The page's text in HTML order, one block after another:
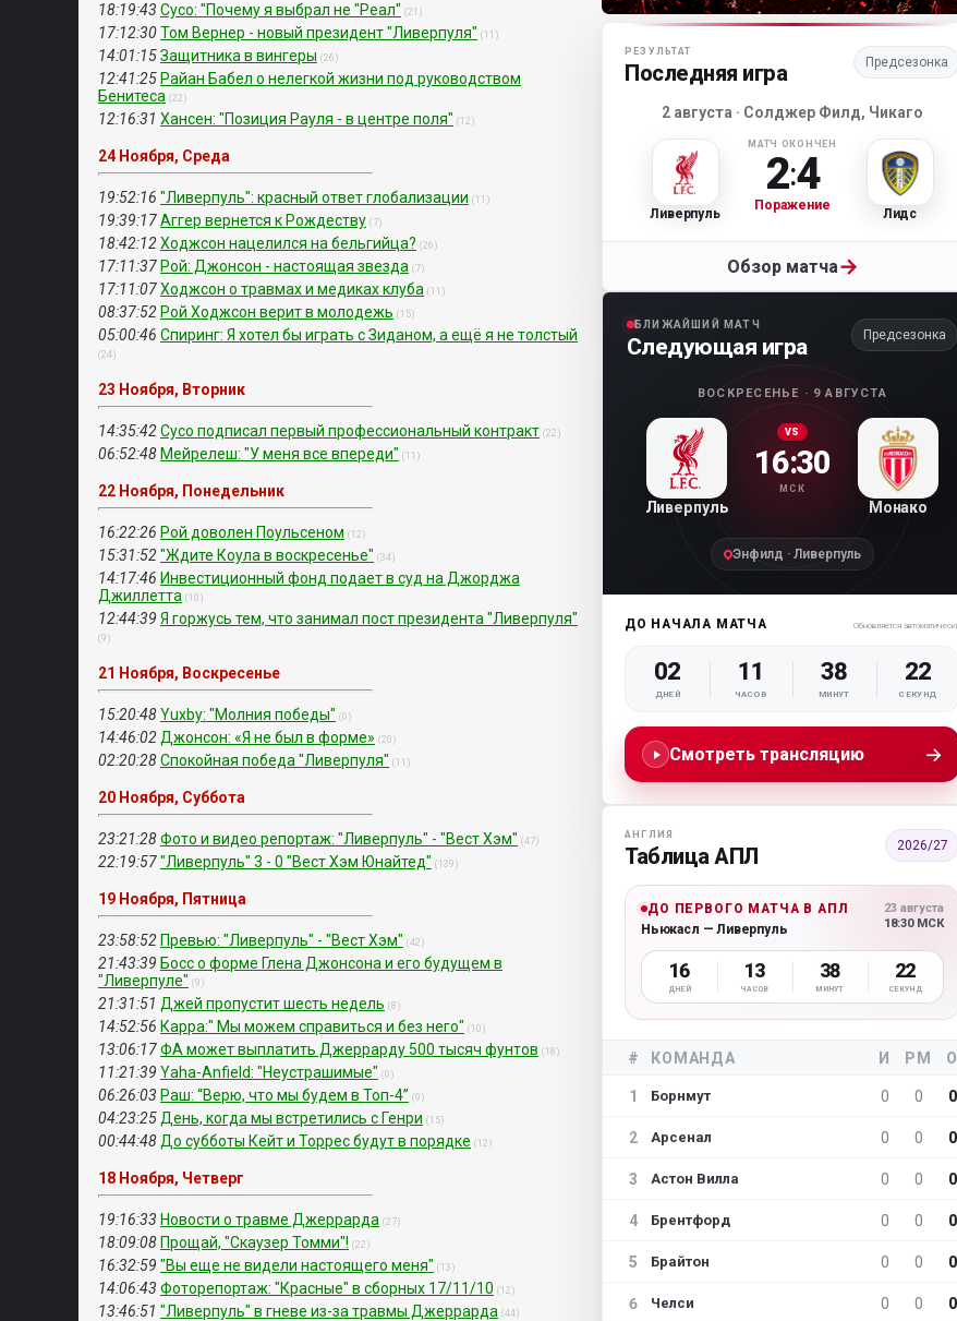
18:19:43 Сусо: "Почему я выбрал не "Реал" (21)
17:12:30Том Вернер - новый президент "Ливерпуля" (11)
14:01:15Защитника в вингеры (26)
12:41:25 Райан Бабел о нелегкой жизни под руководством
Бенитеса (22)
12:16:31 Хансен: "Позиция Рауля - в центре поля" (12)
24 Ноября, Среда
19:52:16 "Ливерпуль": красный ответ глобализации (11)
19:39:17Аггер вернется к Рождеству (7)
18:42:12Ходжсон нацелился на бельгийца? (26)
17:11:37 Рой: Джонсон - настоящая звезда (7)
17:11:07Ходжсон о травмах и медиках клуба (11)
08:37:52 Рой Ходжсон верит в молодежь (15)
05:00:46 Спиринг: Я хотел бы играть с Зиданом, а ещё я не толстый
(24)
23 Ноября, Вторник
14:35:42Сусо подписал первый профессиональный контракт (22)
06:52:48 Мейрелеш: "У меня все впереди" (11)
22 Ноября, Понедельник
16:22:26 Рой доволен Поульсеном (12)
15:31:52"Ждите Коула в воскресенье" (34)
14:17:46 Инвестиционный фонд подает в суд на Джорджа
Джиллетта (10)
12:44:39 Я горжусь тем, что занимал пост президента "Ливерпуля"
(9)
21 Ноября, Воскресенье
15:20:48Yuxby: "Молния победы" (0)
14:46:02 Джонсон: «Я не был в форме» (20)
02:20:28Спокойная победа "Ливерпуля" (11)
20 Ноября, Суббота
23:21:28Фото и видео репортаж: "Ливерпуль" - "Вест Хэм" (47)
22:19:57"Ливерпуль" 3 - 0 "Вест Хэм Юнайтед" (139)
19 Ноября, Пятница
23:58:52 Превью: "Ливерпуль" - "Вест Хэм" (42)
21:43:39 Босс о форме Глена Джонсона и его будущем в
"Ливерпуле" (9)
21:31:51 Джей пропустит шесть недель (8)
14:52:56 Карра:" Мы можем справиться и без него" (10)
13:06:17ФА может выплатить Джеррарду 500 тысяч фунтов (18)
11:21:39 Yaha-Anfield: "Неустрашимые" (0)
06:26:03 Раш: “Верю, что мы будем в Топ-4” (9)
04:23:25 День, когда мы встретились с Генри (15)
00:44:48 До субботы Кейт и Торрес будут в порядке (12)
18 Ноября, Четверг
19:16:33 Новости о травме Джеррарда (27)
18:09:08 Прощай, "Скаузер Томми"! (22)
16:32:59 "Вы еще не видели настоящего меня" (13)
14:06:43 Фоторепортаж: "Красные" в сборных 17/11/10 (12)
13:46:51 "Ливерпуль" в гневе из-за травмы Джеррарда (44)
Матч-центр «Ливерпуля»
РЕЗУЛЬТАТ
Последняя игра Предсезонка
2 августа · Солджер Филд, Чикаго
Ливерпуль
МАТЧ ОКОНЧЕН
2:4
Поражение
Лидс
Обзор матча→
БЛИЖАЙШИЙ МАТЧ
Следующая игра Предсезонка
ВОСКРЕСЕНЬЕ · 9 АВГУСТА
Ливерпуль
VS
16:30
МСК
Монако
Энфилд · Ливерпуль
ДО НАЧАЛА МАТЧА Обновляется
02
ДНЕЙ
11
ЧАСОВ
38
МИНУТ
21
СЕКУНД
Смотреть трансляцию →
АНГЛИЯ
Таблица АПЛ 2026/27
ДО ПЕРВОГО МАТЧА В АПЛ
Ньюкасл — Ливерпуль
23 августа
18:30 МСК
16
ДНЕЙ
13
ЧАСОВ
38
МИНУТ
21
СЕКУНД
# КОМАНДА И РМ О
1 Борнмут 0 0 0
2 Арсенал 0 0 0
3 Астон Вилла 0 0 0
4 Брентфорд 0 0 0
5 Брайтон 0 0 0
6 Челси 0 0 0